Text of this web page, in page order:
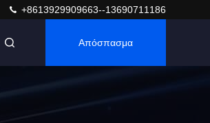
+8613929909663--13690711186
Απόσπασμα